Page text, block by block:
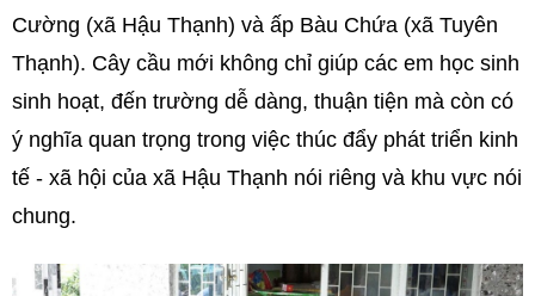
Cường (xã Hậu Thạnh) và ấp Bàu Chứa (xã Tuyên
Thạnh). Cây cầu mới không chỉ giúp các em học sinh
sinh hoạt, đến trường dễ dàng, thuận tiện mà còn có
ý nghĩa quan trọng trong việc thúc đẩy phát triển kinh
tế - xã hội của xã Hậu Thạnh nói riêng và khu vực nói
chung.